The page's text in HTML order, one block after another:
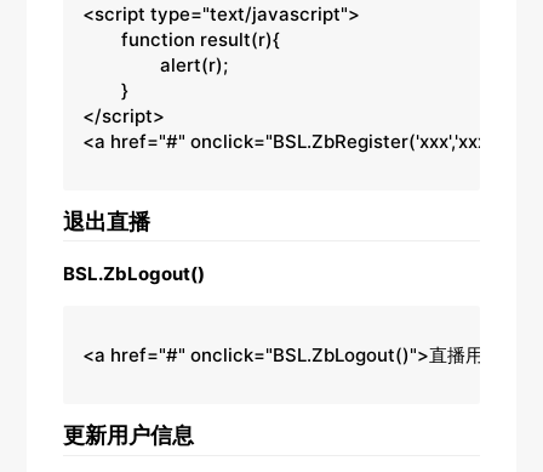
<script type="text/javascript">
	function result(r){
		alert(r);
	}
</script>
<a href="#"
退出直播
BSL.ZbLogout()
<a href="#" onclick="BSL.ZbLogout()">直播用户登
更新用户信息